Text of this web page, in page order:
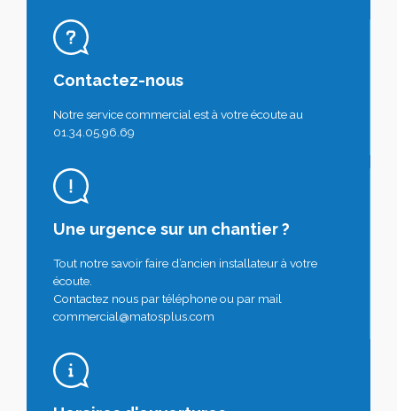
Contactez-nous
Notre service commercial est à votre écoute au
01.34.05.96.69
Une urgence sur un chantier ?
Tout notre savoir faire d’ancien installateur à votre
écoute.
Contactez nous par téléphone ou par mail
commercial@matosplus.com